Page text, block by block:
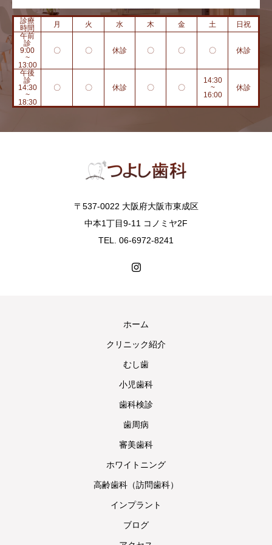
診療
時間
月 火 水 木 金 土
日祝
午前
診
9:00
~
13:00
〇 〇 休診 〇 〇 〇 休診
午後
診
14:30
~
18:30
〇 〇 休診 〇 〇
14:30
~
16:00
休診
〒537-0022 大阪府大阪市東成区
中本1丁目9-11 コノミヤ2F
TEL. 06-6972-8241
ホーム
クリニック紹介
むし歯
小児歯科
歯科検診
歯周病
審美歯科
ホワイトニング
高齢歯科（訪問歯科）
インプラント
ブログ